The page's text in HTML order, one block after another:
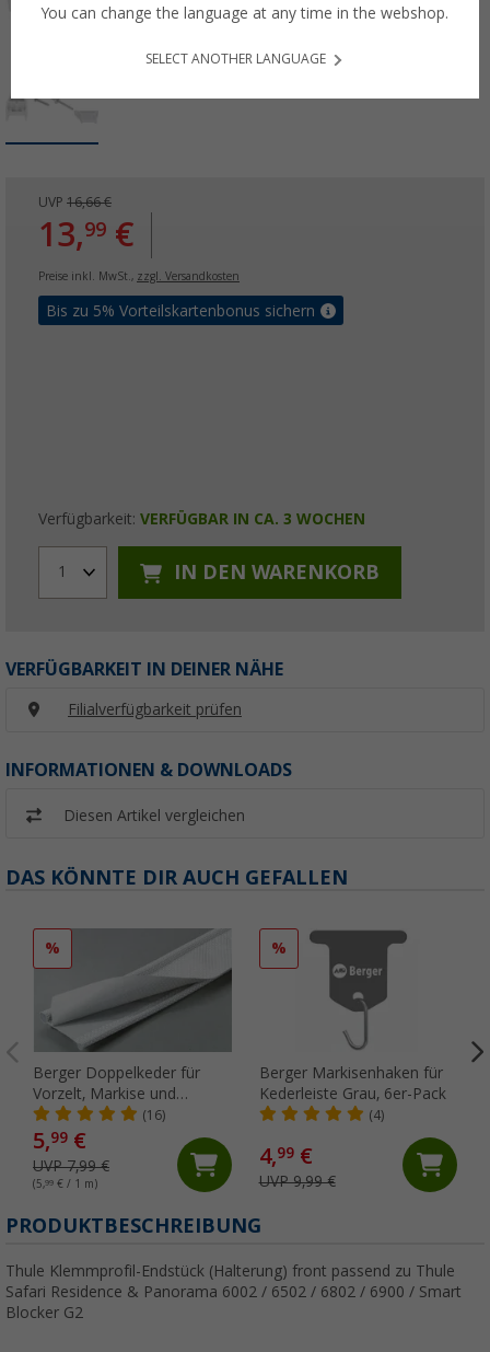
UVP 16,66 €
13,99 €
Preise inkl. MwSt., zzgl. Versandkosten
Bis zu 5% Vorteilskartenbonus sichern
Verfügbarkeit: VERFÜGBAR IN CA. 3 WOCHEN
1 IN DEN WARENKORB
VERFÜGBARKEIT IN DEINER NÄHE
Filialverfügbarkeit prüfen
INFORMATIONEN & DOWNLOADS
Diesen Artikel vergleichen
DAS KÖNNTE DIR AUCH GEFALLEN
%
Berger Doppelkeder für
Vorzelt, Markise und
Wohnwagen, Meterware
(16)
5,99 €
UVP 7,99 €
(5,99 € / 1 m)
%
Berger Markisenhaken für
Kederleiste Grau, 6er-Pack
(4)
4,99€
UVP 9,99 €
PRODUKTBESCHREIBUNG
Thule Klemmprofil-Endstück (Halterung) front passend zu Thule
Safari Residence & Panorama 6002 / 6502 / 6802 / 6900 / Smart
Blocker G2
You can change the language at any time in the webshop.
SELECT ANOTHER LANGUAGE